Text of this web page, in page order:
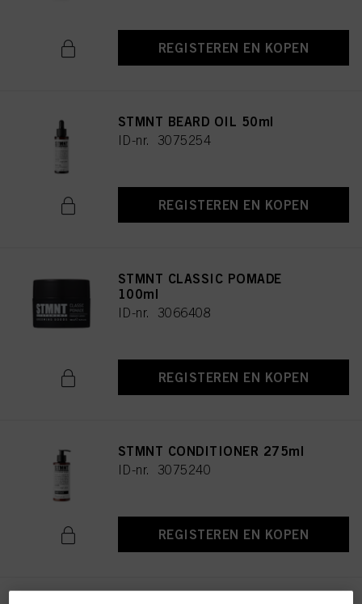
REGISTEREN EN KOPEN
STMNT BEARD OIL 50ml
ID-nr. 3075254
REGISTEREN EN KOPEN
STMNT CLASSIC POMADE
100ml
ID-nr. 3066408
REGISTEREN EN KOPEN
STMNT CONDITIONER 275ml
ID-nr. 3075240
REGISTEREN EN KOPEN